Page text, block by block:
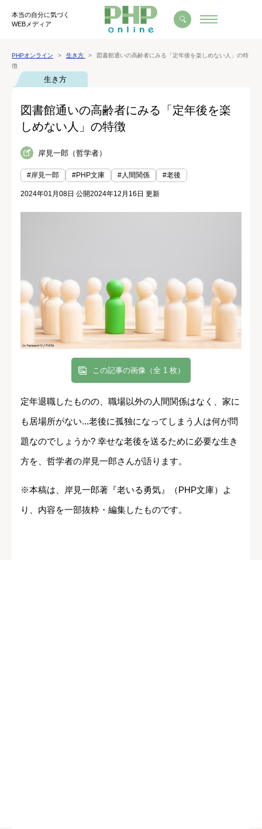
本当の自分に気づく
WEBメディア
PHPオンライン 生き方
図書館通いの高齢者にみる「定年後を楽しめない人」の特
徴
生き方
図書館通いの高齢者にみる「定年後を楽
しめない人」の特徴
岸見一郎（哲学者）
#岸見一郎 #PHP文庫 #人間関係 #老後
2024年01月08日 公開2024年12月16日 更新
この記事の画像（全 1 枚）
定年退職したものの、職場以外の人間関係はなく、家に
も居場所がない...老後に孤独になってしまう人は何が問
題なのでしょうか? 幸せな老後を送るために必要な生き
方を、哲学者の岸見一郎さんが語ります。
※本稿は、岸見一郎著『老いる勇気』（PHP文庫）よ
り、内容を一部抜粋・編集したものです。